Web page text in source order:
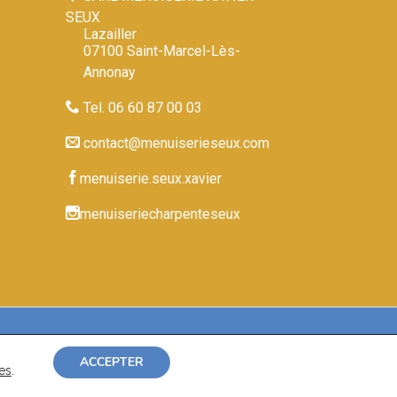
SEUX
Lazailler
07100 Saint-Marcel-Lès-
Annonay
Tel. 06 60 87 00 03
contact@menuiserieseux.com
menuiserie.seux.xavier
menuiseriecharpenteseux
du site par
ACCEPTER